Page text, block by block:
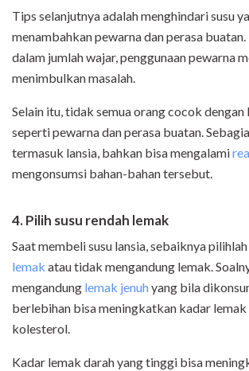
Tips selanjutnya adalah menghindari susu
menambahkan pewarna dan perasa
dalam jumlah wajar, penggunaan pewarna
menimbulkan masalah.
Selain itu, tidak semua orang cocok dengan
seperti pewarna dan perasa buatan.
termasuk lansia, bahkan bisa mengalami
mengonsumsi bahan-bahan tersebut.
4. Pilih susu rendah lemak
Saat membeli susu lansia, sebaiknya pilihlah
lemak atau tidak mengandung lemak.
mengandung lemak jenuhyang bila
berlebihan bisa meningkatkan kadar lemak
kolesterol.
Kadar lemak darah yang tinggi bisa